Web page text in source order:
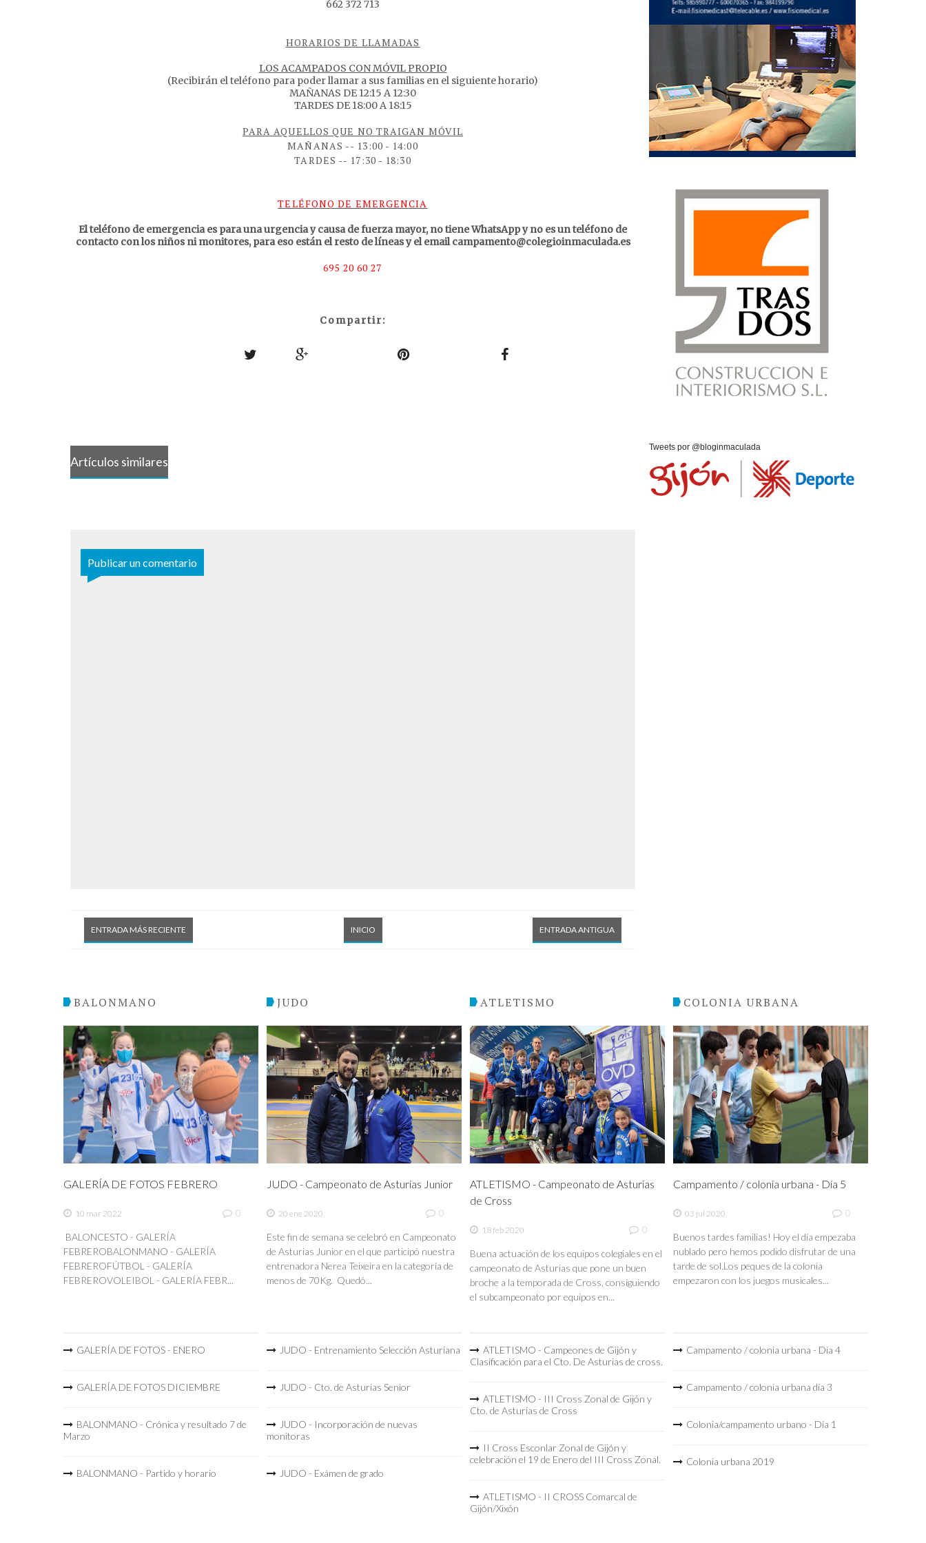
662 372 713
HORARIOS DE LLAMADAS
LOS ACAMPADOS CON MÓVIL PROPIO
(Recibirán el teléfono para poder llamar a sus familias en el siguiente horario)
MAÑANAS DE 12:15 A 12:30
TARDES DE 18:00 A 18:15
PARA AQUELLOS QUE NO TRAIGAN MÓVIL
MAÑANAS -- 13:00 - 14:00
TARDES -- 17:30 - 18:30
TELÉFONO DE EMERGENCIA
El teléfono de emergencia es para una urgencia y causa de fuerza mayor, no tiene WhatsApp y no es un teléfono de
contacto con los niños ni monitores, para eso están el resto de líneas y el email campamento@colegioinmaculada.es
695 20 60 27
Compartir:
Artículos similares
Publicar un comentario
ENTRADA MÁS RECIENTE ENTRADA ANTIGUA
INICIO
Tweets por @bloginmaculada
BALONMANO
GALERÍA DE FOTOS FEBRERO
10 mar 2022 0
BALONCESTO - GALERÍA
FEBREROBALONMANO - GALERÍA
FEBREROFÚTBOL - GALERÍA
FEBREROVOLEIBOL - GALERÍA FEBR...
GALERÍA DE FOTOS - ENERO
GALERÍA DE FOTOS DICIEMBRE
BALONMANO - Crónica y resultado 7 de
Marzo
BALONMANO - Partido y horario
JUDO
JUDO - Campeonato de Asturias Junior
20 ene 2020 0
Este fin de semana se celebró en Campeonato
de Asturias Junior en el que participó nuestra
entrenadora Nerea Teixeira en la categoría de
menos de 70Kg. Quedó...
JUDO - Entrenamiento Selección Asturiana
JUDO - Cto. de Asturias Senior
JUDO - Incorporación de nuevas
monitoras
JUDO - Exámen de grado
ATLETISMO
ATLETISMO - Campeonato de Asturias
de Cross
18 feb 2020 0
Buena actuación de los equipos colegiales en el
campeonato de Asturias que pone un buen
broche a la temporada de Cross, consiguiendo
el subcampeonato por equipos en...
ATLETISMO - Campeones de Gijón y
Clasificación para el Cto. De Asturias de cross.
ATLETISMO - III Cross Zonal de Gijón y
Cto. de Asturias de Cross
II Cross Esconlar Zonal de Gijón y
celebración el 19 de Enero del III Cross Zonal.
ATLETISMO - II CROSS Comarcal de
Gijón/Xixón
COLONIA URBANA
Campamento / colonia urbana - Día 5
03 jul 2020 0
Buenos tardes familias! Hoy el día empezaba
nublado pero hemos podido disfrutar de una
tarde de sol.Los peques de la colonia
empezaron con los juegos musicales...
Campamento / colonia urbana - Día 4
Campamento / colonia urbana día 3
Colonia/campamento urbano - Día 1
Colonia urbana 2019